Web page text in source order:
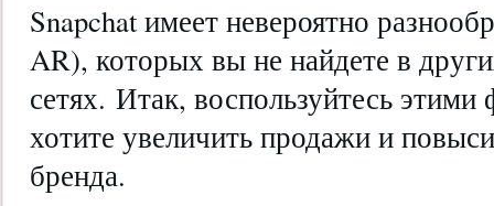
Snapchat имеет невероятно
AR), которых вы не найдете в
сетях. Итак, воспользуйтесь
хотите увеличить продажи и
бренда.